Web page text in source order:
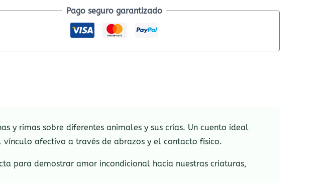
Pago seguro garantizado
y rimas sobre diferentes animales y sus crías. Un cuento ideal
afectivo a través de abrazos y el contacto físico.
para demostrar amor incondicional hacia nuestras criaturas,